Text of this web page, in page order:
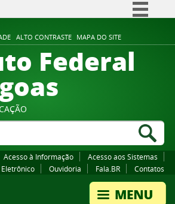
ALTO CONTRASTE MAPA DO SITE
Comunica BR
Participe
Canais
Federal
Acesso à Informação
Acesso aos Sistemas
Ouvidoria Fala.BR Contatos